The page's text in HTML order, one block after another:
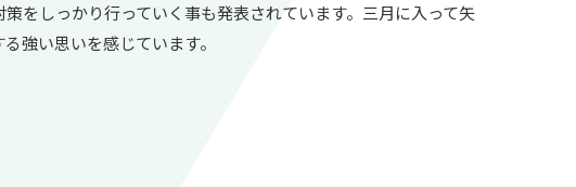
をしっかり行っていく事も発表されています。三月に入って矢
強い思いを感じています。